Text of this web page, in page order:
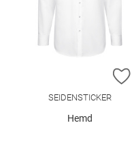
SEIDENSTICKER
Hemd